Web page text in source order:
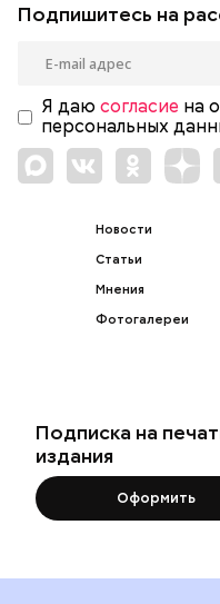
Подпишитесь на
Я даю согласие на
персональных
Новости
Статьи
Мнения
Фотогалереи
Подписка на
издания
Оформить